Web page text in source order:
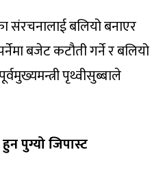
बलियो बनाएर
बजेट कटौती गर्ने र बलियो
पृथ्वीसुब्बाले
पुग्यो जिपास्ट